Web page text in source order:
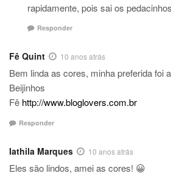
rapidamente, pois sai os
Responder
Fê Quint 10 anos atrás
Bem linda as cores, minha preferida foi
Beijinhos
Fê http://www.bloglovers.com.br
Responder
Iathila Marques 10 anos atrás
Eles são lindos, amei as cores! 😀